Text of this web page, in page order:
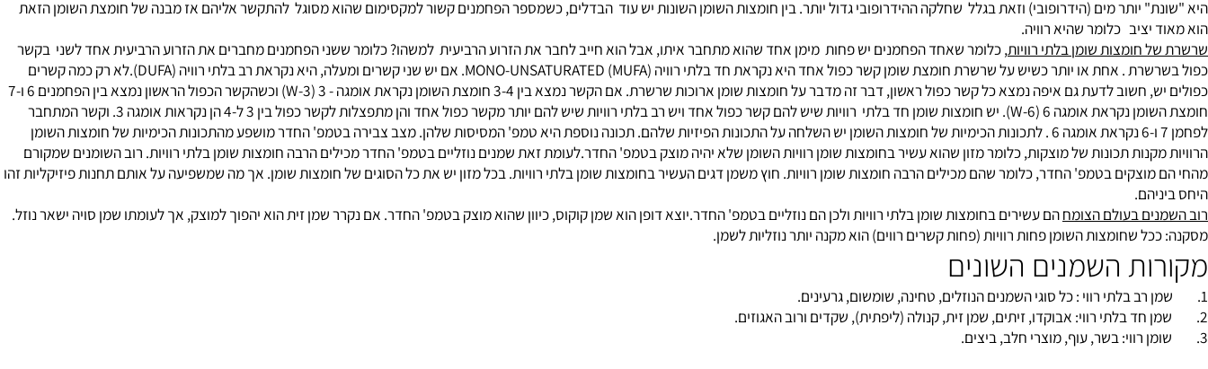
: שרשרת של פחמנים מ- 4 עד 24, כלומר שיש חומצות שומן שהן קצרות וארוכות שרשרת. דבר זה משנה את האופי של חומצת השומן. ההידרוקסיד הוא חלק במולקולה שאוהבת מים. ככל שהשרשרת ארוכה יותר
יותר מים (הידרופובי) וזאת בגלל שחלקה ההידרופובי גדול יותר. בין חומצות השומן השונות יש עוד הבדלים, כשמספר הפחמנים קשור למקסימום שהוא מסוגל להתקשר אליהם אז מבנה של חומצת השומן הזאת
יציב כלומר שהיא רוויה.
חומצות שומן בלתי רוויות, כלומר שאחד הפחמנים יש פחות מימן אחד שהוא מתחבר איתו, אבל הוא חייב לחבר את הזרוע הרביעית למשהו? כלומר ששני הפחמנים מחברים את הזרוע הרביעית אחד לשני בקשר
כפול בשרשרת . אחת או יותר כשיש על שרשרת חומצת שומן קשר כפול אחד היא נקראת חד בלתי רוויה MONO-UNSATURATED (MUFA). אם יש שני קשרים ומעלה, היא נקראת רב בלתי רוויה (DUFA).לא רק כמה קשרים
כפולים יש, חשוב לדעת גם איפה נמצא כל קשר כפול ראשון, דבר זה מדבר על חומצות שומן ארוכות שרשרת. אם הקשר נמצא בין 3-4 חומצת השומן נקראת אומגה - 3 (W-3) וכשהקשר הכפול הראשון נמצא בין הפחמנים 6 ו-7
חומצת השומן נקראת אומגה 6 (W-6). יש חומצות שומן חד בלתי רוויות שיש להם קשר כפול אחד ויש רב בלתי רוויות שיש להם יותר מקשר כפול אחד והן מתפצלות לקשר כפול בין 3 ל-4 הן נקראות אומגה 3. וקשר המתחבר
לפחמן 7 ו-6 נקראת אומגה 6 . לתכונות הכימיות של חומצות השומן יש השלחה על התכונות הפיזיות שלהם. תכונה נוספת היא טמפ' המסיסות שלהן. מצב צבירה בטמפ' החדר מושפע מהתכונות הכימיות של חומצות השומן
תכונות של מוצקות, כלומר מזון שהוא עשיר בחומצות שומן רוויות השומן שלא יהיה מוצק בטמפ' החדר.לעומת זאת שמנים נוזליים בטמפ' החדר מכילים הרבה חומצות שומן בלתי רוויות. רוב השומנים שמקורם
בטמפ' החדר, כלומר שהם מכילים הרבה חומצות שומן רוויות. חוץ משמן דגים העשיר בחומצות שומן בלתי רוויות. בכל מזון יש את כל הסוגים של חומצות שומן. אך מה שמשפיעה על אותם תחנות פיזיקליות זהו
בעולם הצומחהם עשירים בחומצות שומן בלתי רוויות ולכן הם נוזליים בטמפ' החדר.יוצא דופן הוא שמן קוקוס, כיוון שהוא מוצק בטמפ' החדר. אם נקרר שמן זית הוא יהפוך למוצק, אך לעומתו שמן סויה ישאר נוזל.
שחומצות השומן פחות רוויות (פחות קשרים רווים) הוא מקנה יותר נוזליות לשמן.
השמנים השונים